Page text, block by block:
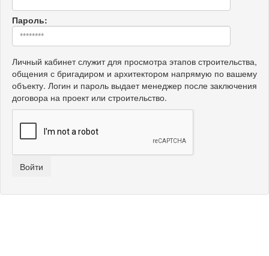
Пароль:
Личный кабинет служит для просмотра этапов строительства,
общения с бригадиром и архитектором напрямую по вашему
объекту. Логин и пароль выдает менеджер после заключения
договора на проект или строительство.